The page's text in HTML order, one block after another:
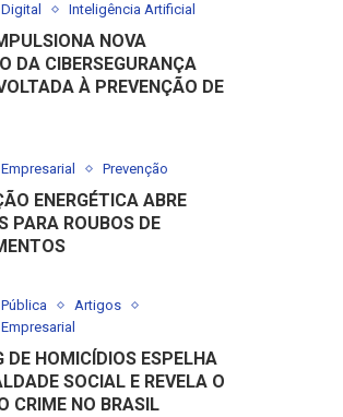
Inteligência Artificial
NOVA
DA CIBERSEGURANÇA
À PREVENÇÃO DE
Prevenção
ENERGÉTICA ABRE
PARA ROUBOS DE
Artigos
DE HOMICÍDIOS ESPELHA
SOCIAL E REVELA O
CRIME NO BRASIL